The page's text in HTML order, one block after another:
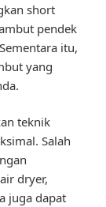
short
pendek
itu,
yang
teknik
Salah
dryer,
juga dapat